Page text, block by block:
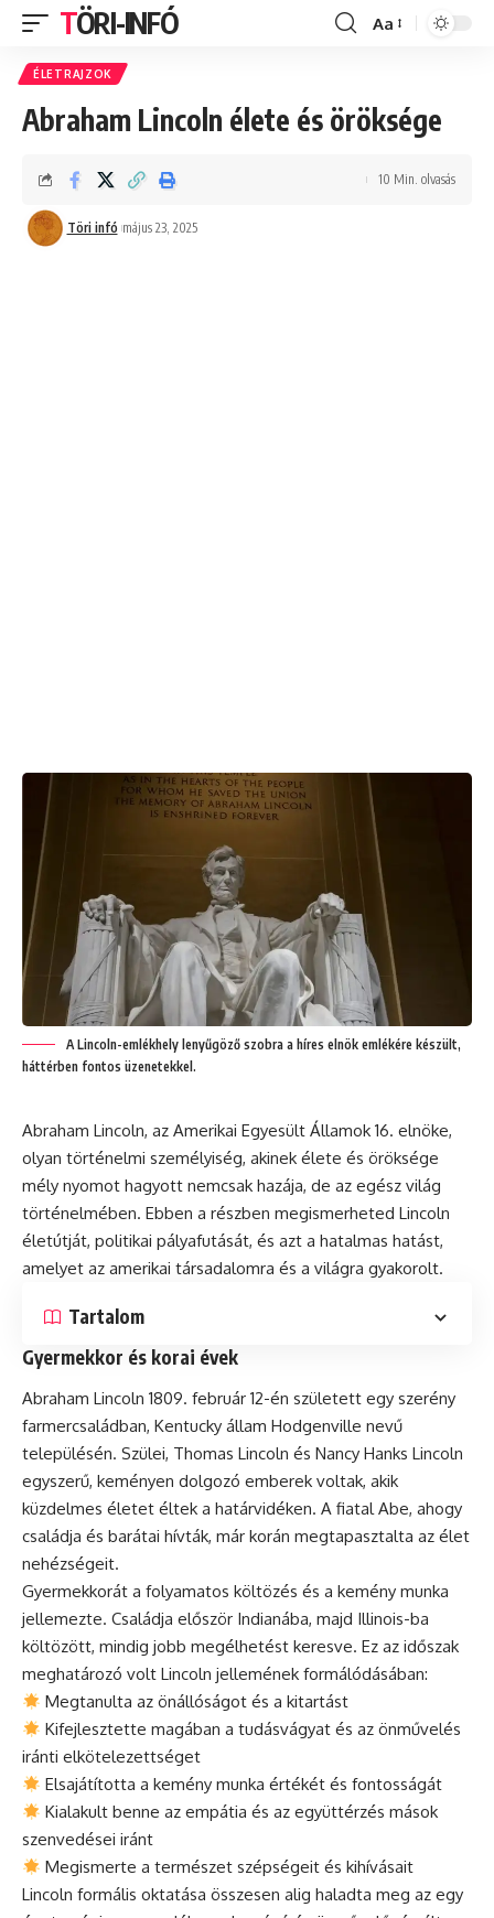
TÖRI-INFÓ
Font
Aa
ÉLETRAJZOK
Abraham Lincoln élete és öröksége
Töri infó május 23, 2025
10 Min. olvasás
A Lincoln-emlékhely lenyűgöző szobra a híres elnök emlékére készült,
háttérben fontos üzenetekkel.
Abraham Lincoln, az Amerikai Egyesült Államok 16. elnöke,
olyan történelmi személyiség, akinek élete és öröksége
mély nyomot hagyott nemcsak hazája, de az egész világ
történelmében. Ebben a részben megismerheted Lincoln
életútját, politikai pályafutását, és azt a hatalmas hatást,
amelyet az amerikai társadalomra és a világra gyakorolt.
Tartalom
Gyermekkor és korai évek
Abraham Lincoln 1809. február 12-én született egy szerény
farmercsaládban, Kentucky állam Hodgenville nevű
településén. Szülei, Thomas Lincoln és Nancy Hanks Lincoln
egyszerű, keményen dolgozó emberek voltak, akik
küzdelmes életet éltek a határvidéken. A fiatal Abe, ahogy
családja és barátai hívták, már korán megtapasztalta az élet
nehézségeit.
Gyermekkorát a folyamatos költözés és a kemény munka
jellemezte. Családja először Indianába, majd Illinois-ba
költözött, mindig jobb megélhetést keresve. Ez az időszak
meghatározó volt Lincoln jellemének formálódásában:
Megtanulta az önállóságot és a kitartást
Kifejlesztette magában a tudásvágyat és az önművelés
iránti elkötelezettséget
Elsajátította a kemény munka értékét és fontosságát
Kialakult benne az empátia és az együttérzés mások
szenvedései iránt
Megismerte a természet szépségeit és kihívásait
Lincoln formális oktatása összesen alig haladta meg az egy